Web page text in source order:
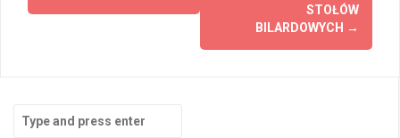
STOŁÓW
BILARDOWYCH →
for: